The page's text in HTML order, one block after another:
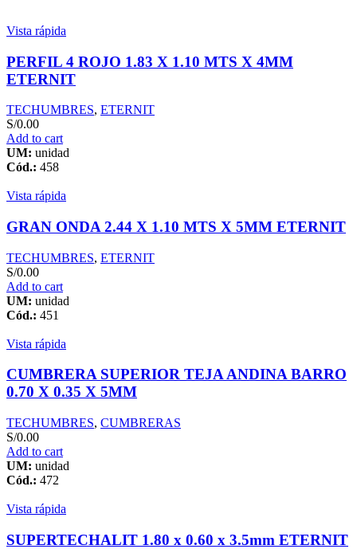
Vista rápida
PERFIL 4 ROJO 1.83 X 1.10 MTS X 4MM
ETERNIT
TECHUMBRES, ETERNIT
S/0.00
Add to cart
UM: unidad
Cód.: 458
Vista rápida
GRAN ONDA 2.44 X 1.10 MTS X 5MM ETERNIT
TECHUMBRES, ETERNIT
S/0.00
Add to cart
UM: unidad
Cód.: 451
Vista rápida
CUMBRERA SUPERIOR TEJA ANDINA BARRO
0.70 X 0.35 X 5MM
TECHUMBRES, CUMBRERAS
S/0.00
Add to cart
UM: unidad
Cód.: 472
Vista rápida
SUPERTECHALIT 1.80 x 0.60 x 3.5mm ETERNIT